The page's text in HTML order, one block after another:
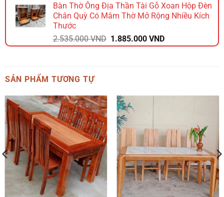
là:
2.340.000 VND.
tại
là:
Bàn Thờ Ông Địa Thần Tài Gỗ Xoan Hộp Đèn
Chân Quỳ Có Mâm Thờ Mở Rộng Nhiều Kích
Thước
2.535.000VND Giá
gốc
1.885.000VNDGiá
hiện
SẢN PHẨM TƯƠNG TỰ